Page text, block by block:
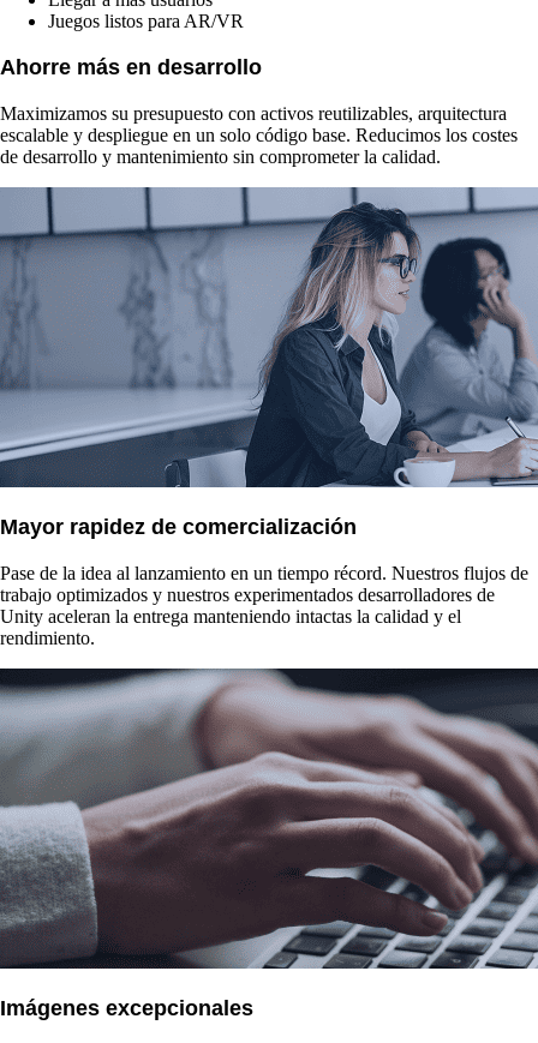
Juegos listos para AR/VR
Ahorre más en desarrollo
Maximizamos su presupuesto con activos reutilizables, arquitectura
escalable y despliegue en un solo código base. Reducimos los costes
de desarrollo y mantenimiento sin comprometer la calidad.
Mayor rapidez de comercialización
Pase de la idea al lanzamiento en un tiempo récord. Nuestros flujos de
trabajo optimizados y nuestros experimentados desarrolladores de
Unity aceleran la entrega manteniendo intactas la calidad y el
rendimiento.
Imágenes excepcionales